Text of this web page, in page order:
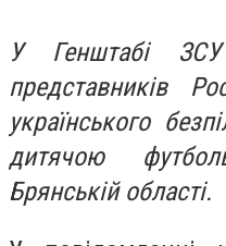
У Генштабі ЗСУ
представників
українського
дитячою
Брянській області.